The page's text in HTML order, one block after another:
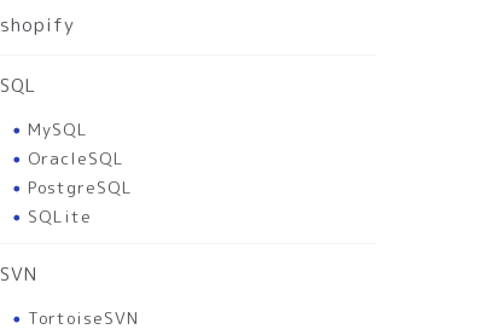
shopify
SQL
MySQL
OracleSQL
PostgreSQL
SQLite
SVN
TortoiseSVN